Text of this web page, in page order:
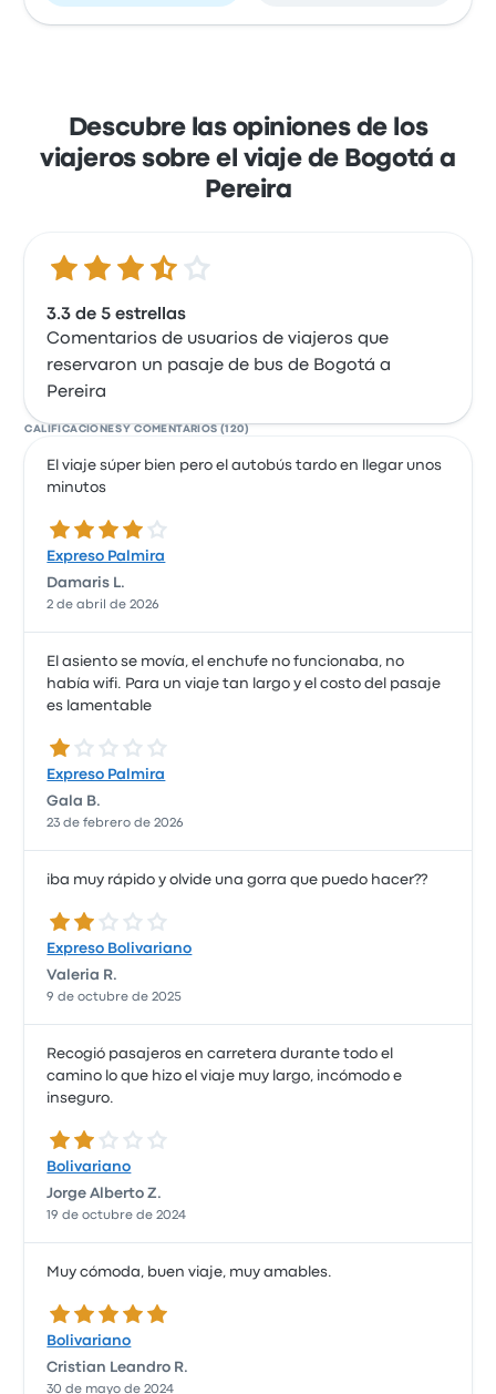
Descubre las opiniones de los
viajeros sobre el viaje de Bogotá a
Pereira
3.3 de 5 estrellas
3.3 de 5 estrellas
Comentarios de usuarios de viajeros que
reservaron un pasaje de bus de Bogotá a
Pereira
CALIFICACIONES Y COMENTARIOS (120)
El viaje súper bien pero el autobús tardo en llegar unos
minutos
4.0 de 5 estrellas
Expreso Palmira
Damaris L.
2 de abril de 2026
El asiento se movía, el enchufe no funcionaba, no
había wifi. Para un viaje tan largo y el costo del pasaje
es lamentable
1.0 de 5 estrellas
Expreso Palmira
Gala B.
23 de febrero de 2026
iba muy rápido y olvide una gorra que puedo hacer??
2.0 de 5 estrellas
Expreso Bolivariano
Valeria R.
9 de octubre de 2025
Recogió pasajeros en carretera durante todo el
camino lo que hizo el viaje muy largo, incómodo e
inseguro.
2.0 de 5 estrellas
Bolivariano
Jorge Alberto Z.
19 de octubre de 2024
Muy cómoda, buen viaje, muy amables.
5.0 de 5 estrellas
Bolivariano
Cristian Leandro R.
30 de mayo de 2024